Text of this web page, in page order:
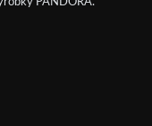
PANDORA.